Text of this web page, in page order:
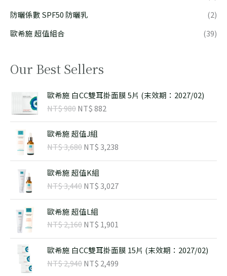
防曬係數 SPF50 防曬乳
(2)
歐希施 超值組合
(39)
Our Best Sellers
歐希施 白CC雙耳掛面膜 5片 (末效期：2027/02)
NT$980
始
價
格
：
N
$
9
0
。
NT$882
目
前
價
格
N
T
$
8
歐希施 超值J組
NT$3,680
原
始
價
格
：
N
T
$
3
6
8
0
NT$3,238價
格
N
$
3
2
3
8
歐希施 超值K組
NT$3,440
原
始
價
格
：
N
$
3
NT$3,027
格
$
3
歐希施 超值L組
NT$2,160
原
始
價
格
：
N
T
NT$ 1,901價
格
：
N
歐希施 白CC雙耳掛面膜 15片 (末效期：2027/02)
NT$2,940
原
始
價
NT$ 2,499
目
前
價